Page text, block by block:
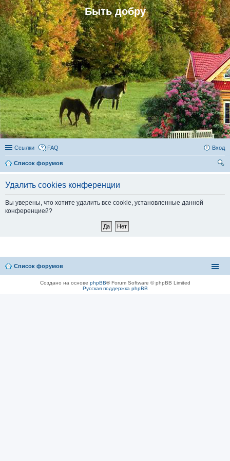
Быть добру
Ссылки FAQ Вход
Список форумов
Удалить cookies конференции
Вы уверены, что хотите удалить все cookie, установленные данной
конференцией?
Список форумов
Создано на основе phpBB® Forum Software © phpBB Limited
Русская поддержка phpBB